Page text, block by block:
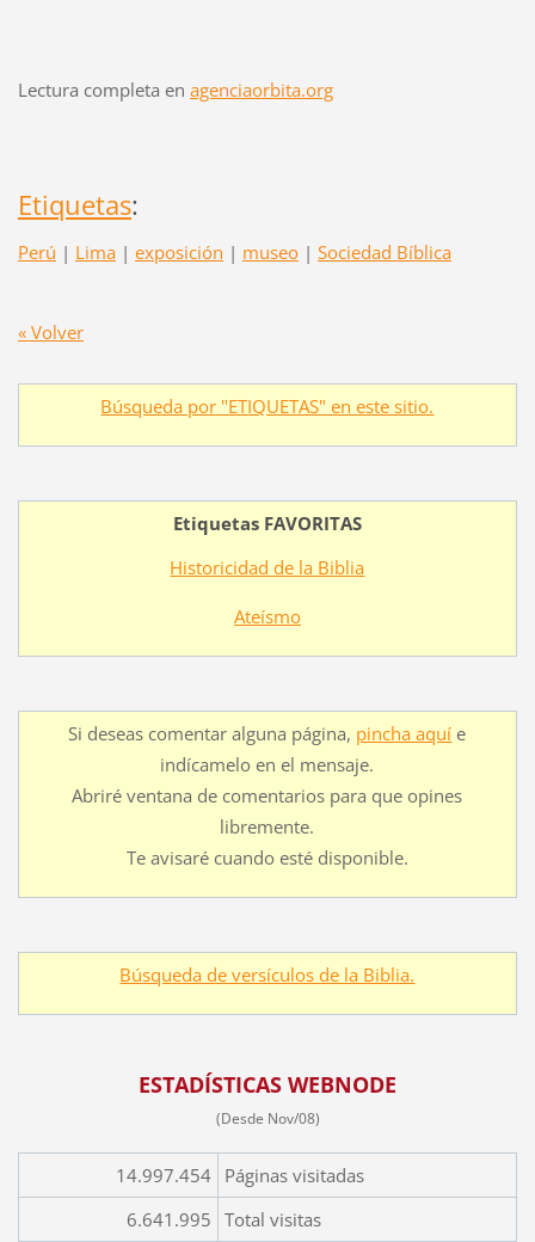
Lectura completa en agenciaorbita.org
Etiquetas:
Perú | Lima | exposición | museo | Sociedad Bíblica
« Volver
Búsqueda por "ETIQUETAS" en este sitio.
Etiquetas FAVORITAS
Historicidad de la Biblia
Ateísmo
Si deseas comentar alguna página, pincha aquí e
indícamelo en el mensaje.
Abriré ventana de comentarios para que opines
libremente.
Te avisaré cuando esté disponible.
Búsqueda de versículos de la Biblia.
ESTADÍSTICAS WEBNODE
(Desde Nov/08)
14.997.454
Páginas visitadas
6.641.995 Total visitas